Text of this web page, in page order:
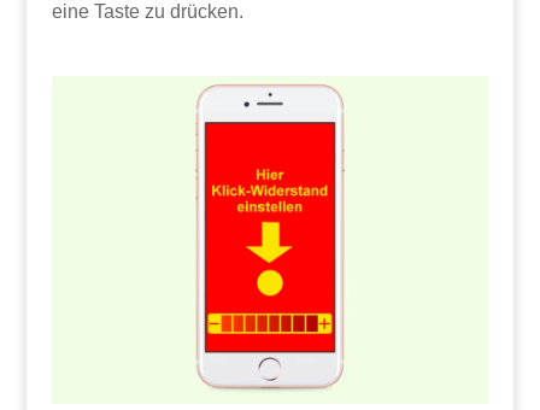
eine Taste zu drücken.